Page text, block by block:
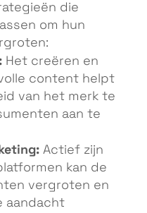
die
om hun
Het creëren en
content helpt
van het merk te
aan te
Actief zijn
kan de
vergroten en
aandacht